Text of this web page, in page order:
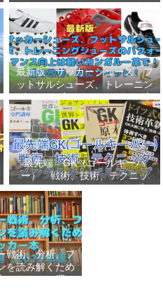
最新版 サッカーシューズ、フ
ットサルシューズ、トレーニン
グシューズのパフォーマンス向
上は軽いカンガルー革で！痛み
改善、足にフィット！
最先端 GK（ゴールキーパ
ー） 戦術、技術、テクニッ
ク、メンタルをレベルアップし
世界基準へ 練習メニューなど
選手、指導者おすすめ本 11
選
戦術、分析、フ
を読み解くため
おすすめ32選